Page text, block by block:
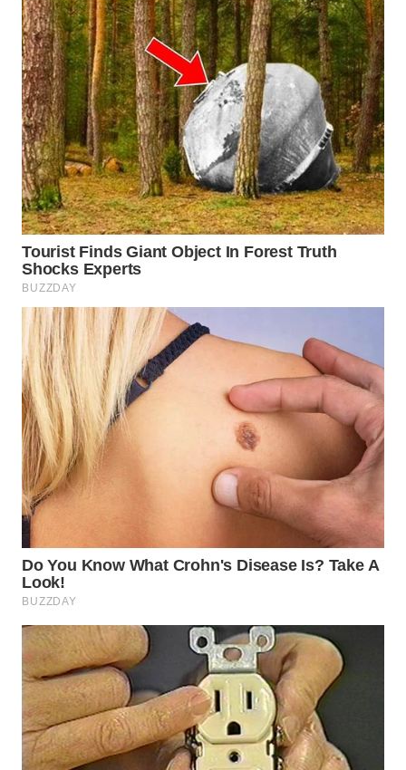
BOGOR
WN
DEPOK
WN
TAPANULI
UTARA
WN
SAMOSIR
WN
PADANG
LAWAS
WN
SUMEDANG
WN
CIANJUR
WN
KEPULAUAN
WN
TANGERANG
WN
BINJAI
WN
CIREBON